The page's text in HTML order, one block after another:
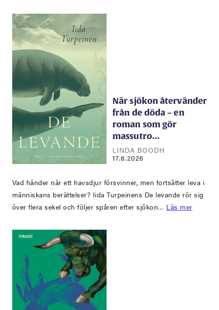
När sjökon återvänder
från de döda – en
roman som gör
massutro…
LINDA BOODH
17.6.2026
Vad händer när ett havsdjur försvinner, men fortsätter leva i
människans berättelser? Iida Turpeinens De levande rör sig
över flera sekel och följer spåren efter sjökon… Läs mer